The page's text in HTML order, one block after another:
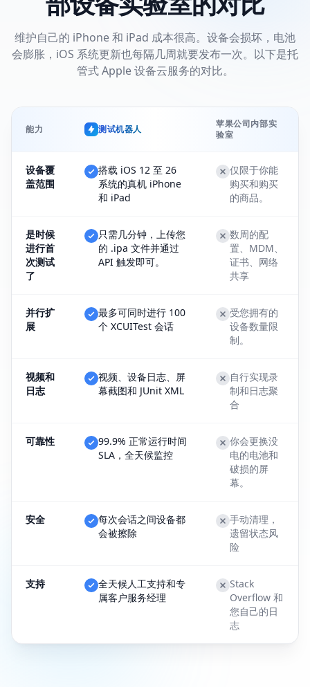
维护自己的 iPhone 和 iPad 成本很高。设备会损坏，电池
会膨胀，iOS 系统更新也每隔几周就要发布一次。以下是托
管式 Apple 设备云服务的对比。
能力 测试机器人
苹果公司内部实
验室
设备覆
盖范围
搭载 iOS 12 至 26
系统的真机 iPhone
和 iPad
仅限于你能
购买和购买
的商品。
是时候
进行首
次测试
了
只需几分钟，上传您
的 .ipa 文件并通过
API 触发即可。
数周的配
置、MDM、
证书、网络
共享
并行扩
展
最多可同时进行 100
个 XCUITest 会话
受您拥有的
设备数量限
制。
视频和
日志
视频、设备日志、屏
幕截图和 JUnit XML
自行实现录
制和日志聚
合
可靠性
99.9% 正常运行时间
SLA，全天候监控
你会更换没
电的电池和
破损的屏
幕。
安全
每次会话之间设备都
会被擦除
手动清理，
遗留状态风
险
支持
全天候人工支持和专
属客户服务经理
Stack
Overflow 和
您自己的日
志